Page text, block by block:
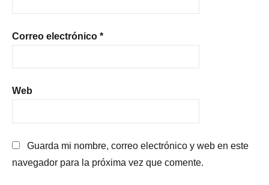
Correo electrónico *
Web
Guarda mi nombre, correo electrónico y web en este
navegador para la próxima vez que comente.